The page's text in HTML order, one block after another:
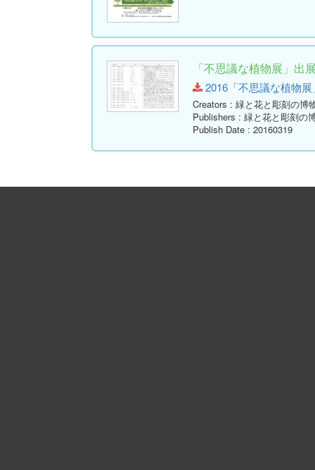
「不思議な植物展」出
2016「不思議な植物
Creators : 緑と花と彫刻の博
Publishers : 緑と花と彫刻の
Publish Date : 20160319